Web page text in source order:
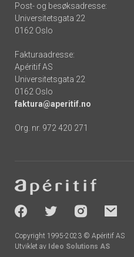
Post- og besøksadresse:
Universitetsgata 22
0162 Oslo
Fakturaadresse:
Apéritif AS
Universitetsgata 22
0162 Oslo
faktura@aperitif.no
Org. nr. 972 420 271
-
socials
Copyright 1995-2023 © Apéritif AS
Utviklet av Ideo Solutions AS